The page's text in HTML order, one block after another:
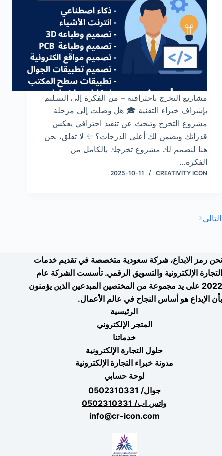
مشاريع التخرج باحترافية – من الفكرة إلى التسليم
بإشراف خبراء التقنية 🎓 هل وصلت إلى مرحلة
مشروع التخرج وتبحث عن تنفيذ احترافي يعكس
قدراتك ويضمن لك أعلى الدرجات؟ ✨ لا تقلق، نحن
هنا لنصمم لك مشروع تخرجك بالكامل من
الفكرة…
CREATIVITY ICON
2025-10-11
التالي
نحن رمز الابداع، شركة سعودية متخصصة في تقديم خدمات
التجارة الإلكترونية والتسويق الرقمي. تأسست الشركة عام
2022 على يد مجموعة من المختصين المبدعين الذين يؤمنون
بأن الإبداع هو أساس النجاح في عالم الأعمال.
الرئيسية
المتجر الإلكتروني
خدماتنا
حلول التجارة الإلكترونية
مدونة خبراء التجارة الإلكترونية
لوحة حسابي
جوال/ 0502310331
واتس اب/ 0502310331
info@cr-icon.com